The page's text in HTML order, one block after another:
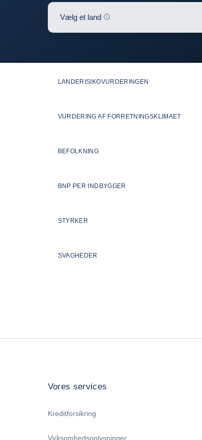
Vælg et land Help
LANDERISIKOVURDERINGEN
VURDERING AF FORRETNINGSKLIMAET
BEFOLKNING
BNP PER INDBYGGER
STYRKER
SVAGHEDER
Vores services
Kreditforsikring
Virksomhedsoplysninger